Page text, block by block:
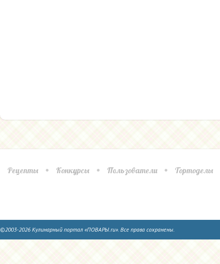
Рецепты Конкурсы Пользователи Тортоделы
©2003-2026 Кулинарный портал «ПОВАРЫ.ru». Все права сохранены.